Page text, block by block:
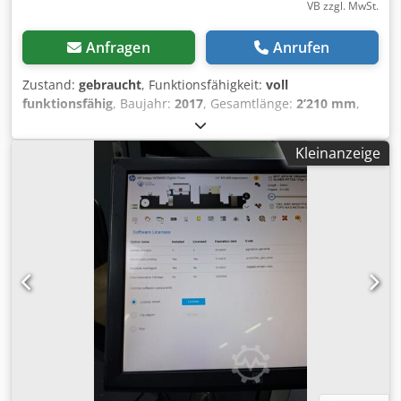
VB zzgl. MwSt.
Anfragen Anrufen
Zustand: gebraucht, Funktionsfähigkeit: voll
funktionsfähig, Baujahr: 2017, Gesamtlänge: 2’210 mm,
, Gesamtbreite:
Eingangsstroms:Drehstrom, Eingangsspannung:400 V, HP
Multi Jet Fusion 4200 Additive Fertigungssystem, geprüft
und funktionsfähig. Industrielle Lösung für die
Serienfertigung von Endbauteilen aus PA12 Nylon. DAS
SYSTEM UMFASST: - HP Jet Fusion 4200 Drucker - HP
Processing Station (Pulveraufbereitungsstation) - Bau-
Einheit(en) (Build Units) HAUPTMERKMALE: - Technologie:
Multi Jet Fusion (MJF) - Bauraum: 380 × 284 × 380 mm -
Material: PA12 (Nylon 12) - Produktion von Klein- und
Mittelserien funktionsfertiger Endbauteile - Baujahr: 2017 -
Dreiphasiger Stromanschluss ANWENDUNGEN: Industrie,
Automobil, Medizintechnik (Prothesen und Orthesen),
Konsumgüter, Ersatzteile auf Abruf. Dodpfx Acjy U H
Idehowa Anlage stammt aus professionellem
Kleinanzeige